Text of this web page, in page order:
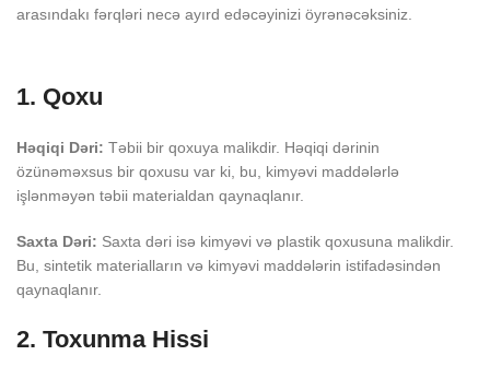
arasındakı fərqləri necə ayırd edəcəyinizi öyrənəcəksiniz.
1. Qoxu
Həqiqi Dəri: Təbii bir qoxuya malikdir. Həqiqi dərinin
özünəməxsus bir qoxusu var ki, bu, kimyəvi maddələrlə
işlənməyən təbii materialdan qaynaqlanır.
Saxta Dəri: Saxta dəri isə kimyəvi və plastik qoxusuna malikdir.
Bu, sintetik materialların və kimyəvi maddələrin istifadəsindən
qaynaqlanır.
2. Toxunma Hissi